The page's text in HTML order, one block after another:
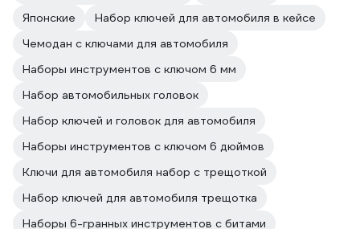
Японские
Набор ключей для автомобиля в кейсе
Чемодан с ключами для автомобиля
Наборы инструментов с ключом 6 мм
Набор автомобильных головок
Набор ключей и головок для автомобиля
Наборы инструментов с ключом 6 дюймов
Ключи для автомобиля набор с трещоткой
Набор ключей для автомобиля трещотка
Наборы 6-гранных инструментов с битами